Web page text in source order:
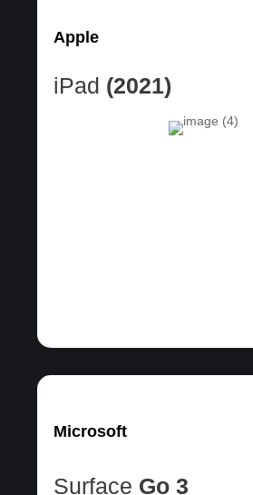
Apple
iPad (2021)
Microsoft
Surface Go 3